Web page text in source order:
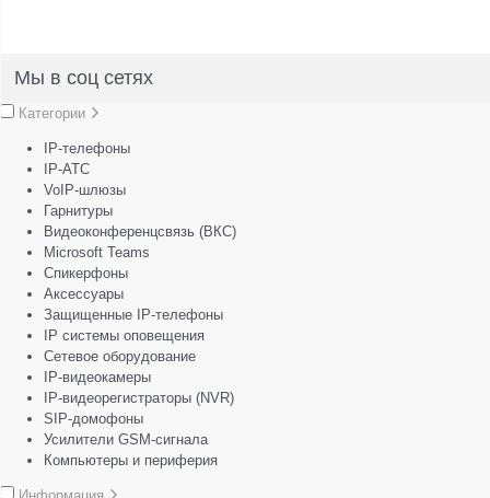
Мы в соц сетях
Категории
IP-телефоны
IP-АТС
VoIP-шлюзы
Гарнитуры
Видеоконференцсвязь (ВКС)
Microsoft Teams
Спикерфоны
Аксессуары
Защищенные IP-телефоны
IP системы оповещения
Сетевое оборудование
IP-видеокамеры
IP-видеорегистраторы (NVR)
SIP-домофоны
Усилители GSM-сигнала
Компьютеры и периферия